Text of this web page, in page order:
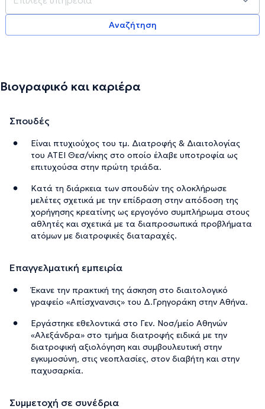
Αναζήτηση
Βιογραφικό και καριέρα
Σπουδές
Είναι πτυχιούχος του τμ. Διατροφής & Διαιτολογίας
του ΑΤΕΙ Θεσ/νίκης στο οποίο έλαβε υποτροφία ως
επιτυχούσα στην πρώτη τριάδα.
Κατά τη διάρκεια των σπουδών της ολοκλήρωσε
μελέτες σχετικά με την επίδραση στην απόδοση της
χορήγησης κρεατίνης ως εργογόνο συμπλήρωμα στους
αθλητές και σχετικά με τα διαπροσωπικά προβλήματα
ατόμων με διατροφικές διαταραχές.
Επαγγελματική εμπειρία
Έκανε την πρακτική της άσκηση στο διαιτολογικό
γραφείο «Απίσχνανσις» του Δ.Γρηγοράκη στην Αθήνα.
Εργάστηκε εθελοντικά στο Γεν. Νοσ/μείο Αθηνών
«Αλεξάνδρα» στο τμήμα διατροφής ειδικά με την
διατροφική αξιολόγηση και συμβουλευτική στην
εγκυμοσύνη, στις νεοπλασίες, στον διαβήτη και στην
παχυσαρκία.
Συμμετοχή σε συνέδρια